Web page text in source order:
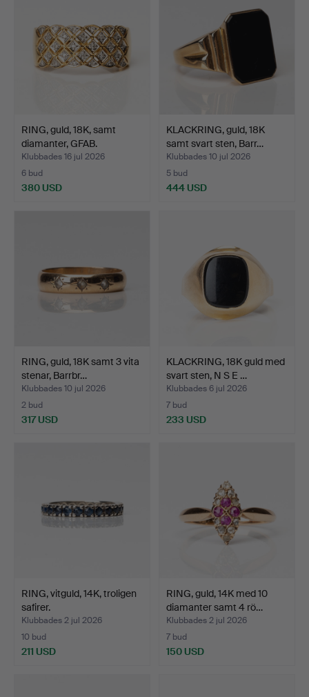
RING, guld, 18K, samt
diamanter, GFAB.
Klubbades 16 jul 2026
6 bud
380 USD
KLACKRING, guld, 18K
samt svart sten, Barr…
Klubbades 10 jul 2026
5 bud
444 USD
RING, guld, 18K samt 3 vita
stenar, Barrbr…
Klubbades 10 jul 2026
2 bud
317 USD
KLACKRING, 18K guld med
svart sten, N S E …
Klubbades 6 jul 2026
7 bud
233 USD
RING, vitguld, 14K, troligen
safirer.
Klubbades 2 jul 2026
10 bud
211 USD
RING, guld, 14K med 10
diamanter samt 4 rö…
Klubbades 2 jul 2026
7 bud
150 USD